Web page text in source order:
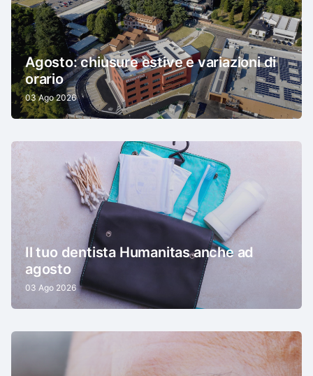
Agosto: chiusure estive e variazioni di
orario
03 Ago 2026
Il tuo dentista Humanitas anche ad
agosto
03 Ago 2026